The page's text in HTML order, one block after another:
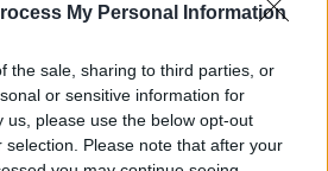
My Personal Information
the sale, sharing to third parties, or
or sensitive information for
us, please use the below opt-out
Please note that after your
žemių žemėlapį:
teks susimokėti